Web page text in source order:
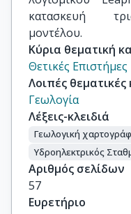
κατασκευή
μοντέλου.
Κύρια θεματική
Θετικές Επιστήμες
Λοιπές θεματικές
Γεωλογία
Λέξεις-κλειδιά
Γεωλογική
Υδροηλεκτρικός
Αριθμός σελίδων
57
Ευρετήριο